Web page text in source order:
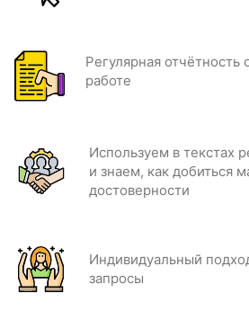
Регулярная отчётность
работе
Используем в текстах
и знаем, как добиться
достоверности
Индивидуальный
запросы